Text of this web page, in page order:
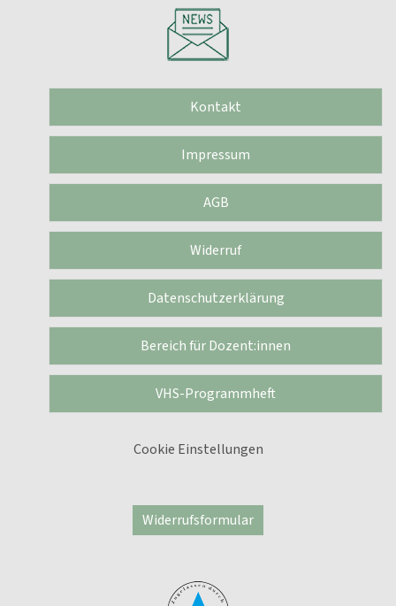
Kontakt
Impressum
AGB
Widerruf
Datenschutzerklärung
Bereich für Dozent:innen
VHS-Programmheft
Cookie Einstellungen
Widerrufsformular